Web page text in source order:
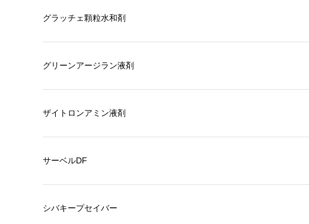
グラッチェ顆粒水和剤
グリーンアージラン液剤
ザイトロンアミン液剤
サーベルDF
シバキープセイバー